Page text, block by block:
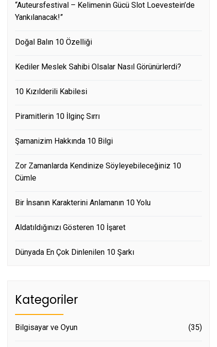
“Auteursfestival – Kelimenin Gücü Slot Loevestein’de
Yankılanacak!”
Doğal Balın 10 Özelliği
Kediler Meslek Sahibi Olsalar Nasıl Görünürlerdi?
10 Kızılderili Kabilesi
Piramitlerin 10 İlginç Sırrı
Şamanizim Hakkında 10 Bilgi
Zor Zamanlarda Kendinize Söyleyebileceğiniz 10
Cümle
Bir İnsanın Karakterini Anlamanın 10 Yolu
Aldatıldığınızı Gösteren 10 İşaret
Dünyada En Çok Dinlenilen 10 Şarkı
Kategoriler
Bilgisayar ve Oyun (35)